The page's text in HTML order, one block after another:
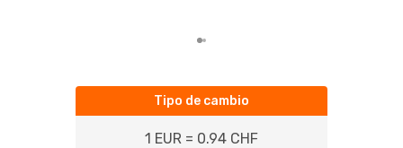
Tipo de cambio
1 EUR = 0.94 CHF